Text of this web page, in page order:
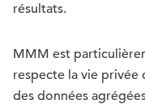
résultats.
MMM est
respecte la vie privée
des données